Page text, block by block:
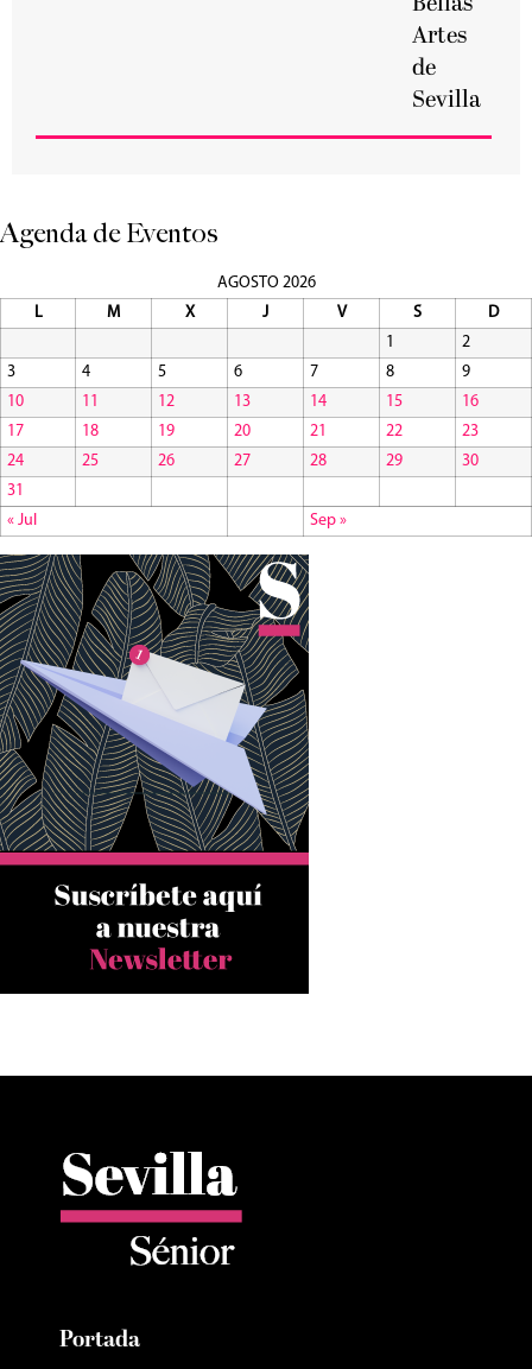
Artes
de
Sevilla
Agenda de Eventos
AGOSTO 2026
L
M X J V S
D
1
2
3
4 5 6 7 8
9
10
11 12 13 14 15
16
17
18 19 20 21 22
23
24
25 26 27 28 29
30
31
« Jul
Sep »
Portada